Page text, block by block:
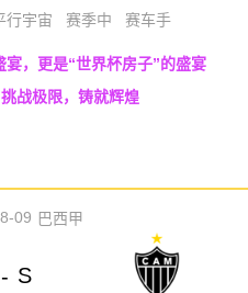
行宇宙 赛季中 赛车手
，更是“世界杯房子”的盛宴
战极限，铸就辉煌
09 巴西甲
- S